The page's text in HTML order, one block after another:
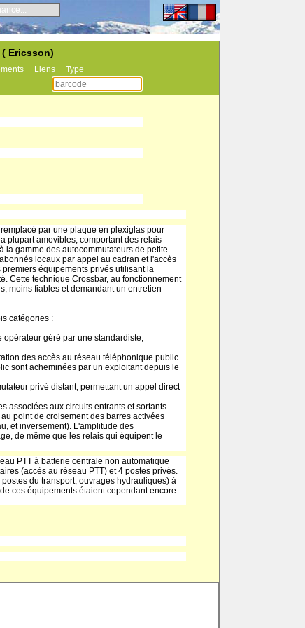
Ericsson)
Liens Type
par une plaque en plexiglas pour
plupart amovibles, comportant des relais
la gamme des autocommutateurs de petite
locaux par appel au cadran et l'accès
équipements privés utilisant la
Cette technique Crossbar, au fonctionnement
moins fiables et demandant un entretien
catégories :
géré par une standardiste,
des accès au réseau téléphonique public
sont acheminées par un exploitant depuis le
privé distant, permettant un appel direct
associées aux circuits entrants et sortants
point de croisement des barres activées
et inversement). L'amplitude des
de même que les relais qui équipent le
PTT à batterie centrale non automatique
(accès au réseau PTT) et 4 postes privés.
du transport, ouvrages hydrauliques) à
ces équipements étaient cependant encore